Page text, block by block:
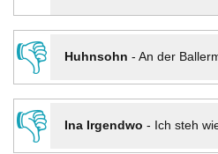
👎
Huhnsohn - An der
👎
Ina Irgendwo - Ich steh